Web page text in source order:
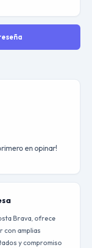
en opinar!
Brava, ofrece
con amplias
y compromiso